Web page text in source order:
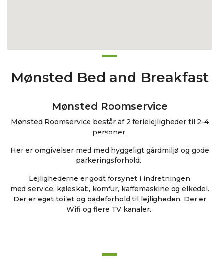
Mønsted Bed and Breakfast
Mønsted Roomservice
Mønsted Roomservice består af 2 ferielejligheder til 2-4
personer.
Her er omgivelser med med hyggeligt gårdmiljø og gode
parkeringsforhold.
Lejlighederne er godt forsynet i indretningen
med service, køleskab, komfur, kaffemaskine og elkedel.
Der er eget toilet og badeforhold til lejligheden. Der er
Wifi og flere TV kanaler.